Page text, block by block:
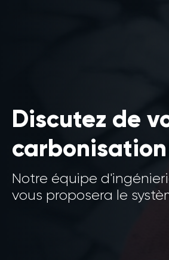
Discutez de
carbonisation
Notre équipe
vous proposera le